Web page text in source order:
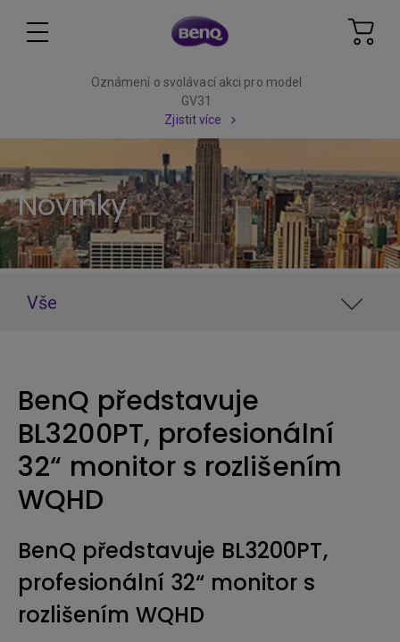
Oznámení o svolávací akci pro model
GV31
Zjistit více
Novinky
Vše
BenQ představuje
BL3200PT, profesionální
32“ monitor s rozlišením
WQHD
BenQ představuje BL3200PT,
profesionální 32“ monitor s
rozlišením WQHD